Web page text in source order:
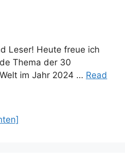
Leser! Heute freue ich
Thema der 30
im Jahr 2024 … Read